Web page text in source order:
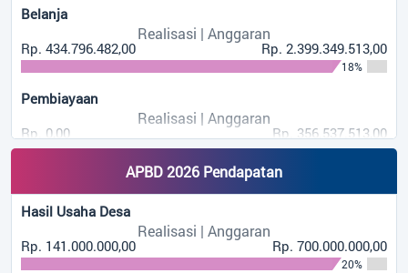
BPD Pangkalan Durin
MUSDES Realisasi APBdesa...
INFOGRAFIS...
Belanja
Realisasi | Anggaran
Rp. 434.796.482,00 Rp. 2.399.349.513,00
18%
Pembiayaan
Realisasi | Anggaran
Rp. 0,00 Rp. 356.537.513,00
0%
APBD 2026 Pendapatan
Hasil Usaha Desa
Realisasi | Anggaran
Rp. 141.000.000,00 Rp. 700.000.000,00
20%